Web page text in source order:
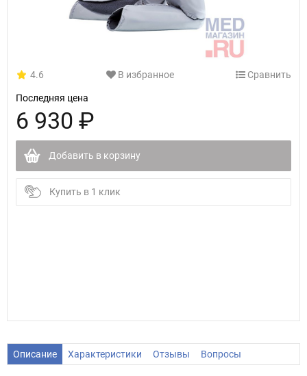
4.6 В избранное Сравнить
Последняя цена
6 930 ₽
Добавить в корзину
Купить в 1 клик
Описание Характеристики Отзывы Вопросы